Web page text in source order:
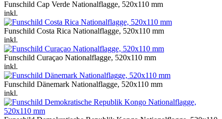
Funschild Cap Verde Nationalflagge, 520x110 mm
inkl.
Funschild Costa Rica Nationalflagge, 520x110 mm
inkl.
Funschild Curaçao Nationalflagge, 520x110 mm
inkl.
Funschild Dänemark Nationalflagge, 520x110 mm
inkl.